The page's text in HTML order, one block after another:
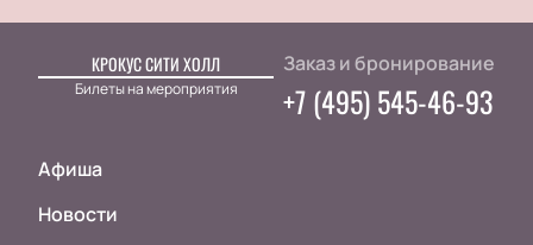
КРОКУС СИТИ ХОЛЛ
Билеты на мероприятия
Афиша
Новости
Заказ и бронирование
+7 (495) 545-46-93